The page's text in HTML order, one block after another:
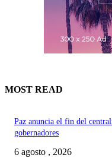
MOST READ
Paz anuncia el fin del
gobernadores
6 agosto , 2026